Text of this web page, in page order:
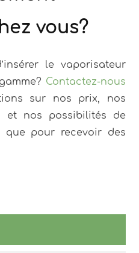
vous?
le vaporisateur
Contactez-nous
sur nos prix, nos
et nos possibilités de
que pour recevoir des